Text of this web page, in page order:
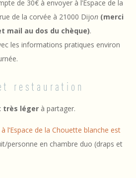
de 30€ à envoyer à l’Espace de la
de la corvée à 21000 Dijon (merci
mail au dos du chèque).
les informations pratiques environ
restauration
très léger à partager.
l’Espace de la Chouette blanche est
personne en chambre duo (draps et